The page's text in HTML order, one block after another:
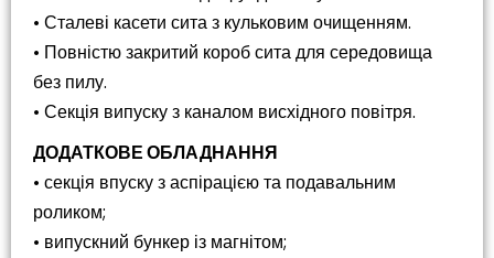
• Сталеві касети сита з кульковим очищенням.
• Повністю закритий короб сита для середовища
без пилу.
• Секція випуску з каналом висхідного повітря.
ДОДАТКОВЕ ОБЛАДНАННЯ
• секція впуску з аспірацією та подавальним
роликом;
• випускний бункер із магнітом;